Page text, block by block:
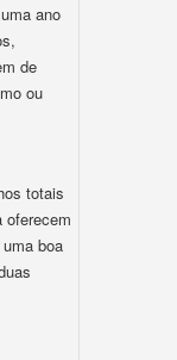
ano
de
ou
totais
oferecem
boa